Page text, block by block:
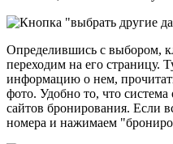
Определившись с выбором,
переходим на его страницу.
информацию о нем,
фото. Удобно то, что
сайтов бронирования. Если
номера и нажимаем